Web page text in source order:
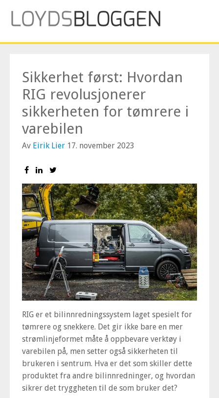
Sikkerhet først: Hvordan
RIG revolusjonerer
sikkerheten for tømrere i
varebilen
Av Eirik Lier 17. november 2023
RIG er et bilinnredningssystem laget spesielt for
tømrere og snekkere. Det gir ikke bare en mer
strømlinjeformet måte å oppbevare verktøy i
varebilen på, men setter også sikkerheten til
brukeren i sentrum. Hva er det som skiller dette
produktet fra andre bilinnredninger, og hvordan
sikrer det tryggheten til de som bruker det?